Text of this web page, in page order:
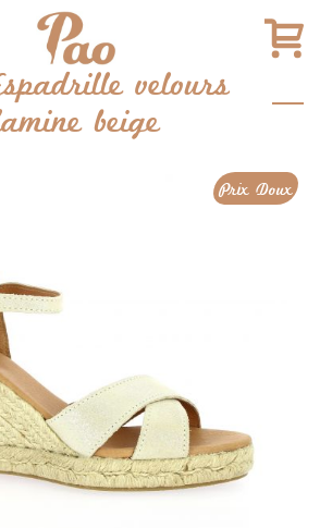
velours
beige
Prix Doux